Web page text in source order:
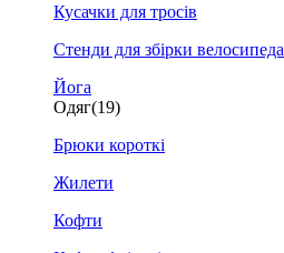
Кусачки для тросів
Стенди для збірки велосипеда
Йога
Одяг(19)
Брюки короткі
Жилети
Кофти